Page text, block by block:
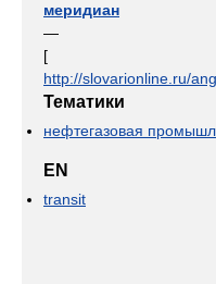
меридиан
—
[
http://slovarionline.ru/
Тематики
нефтегазовая
EN
transit